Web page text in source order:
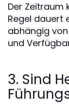
Der Zeitraum
Regel dauert
abhängig
und
3. Sind